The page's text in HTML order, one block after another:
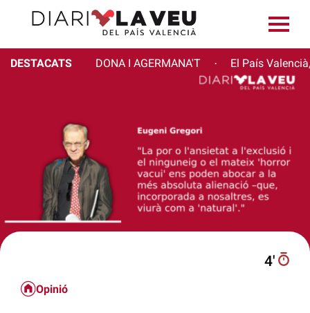
DESTACATS DONA I AGERMANA'T · El País
4′
Opinió